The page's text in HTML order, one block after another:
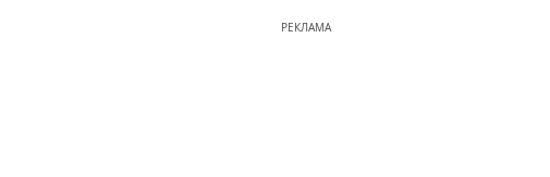
РЕКЛАМА